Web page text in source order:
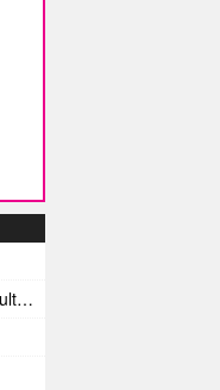
Ebba Witt-Brattström pratar kärlek och kulturmän